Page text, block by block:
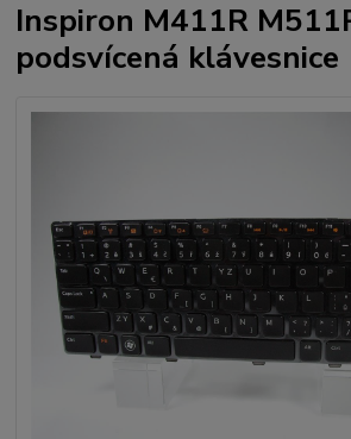
Inspiron M411R
podsvícená klávesnice